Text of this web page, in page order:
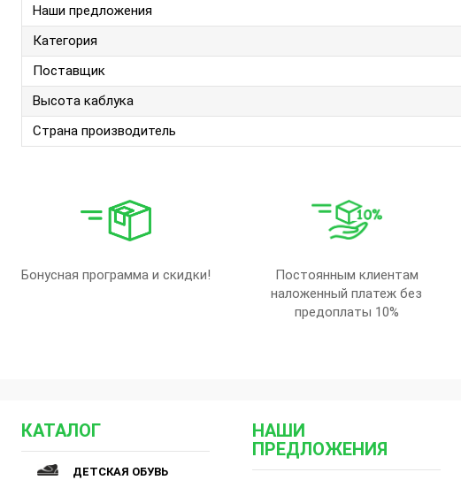
Наши предложения
Категория
Поставщик
Высота каблука
Страна производитель
Бонусная программа и скидки!
Постоянным клиентам
наложенный платеж без
предоплаты 10%
КАТАЛОГ
ДЕТСКАЯ ОБУВЬ
НАШИ
ПРЕДЛОЖЕНИЯ